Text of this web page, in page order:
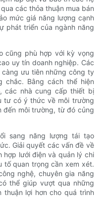
các thỏa thuận mua bán
mức giá năng lượng cạnh
phát triển của ngành năng
cũng phù hợp với kỳ vọng
uy tín doanh nghiệp. Các
ưu tiên những công ty
chắc. Bằng cách thể hiện
các nhà cung cấp thiết bị
tư có ý thức về môi trường
đến môi trường, từ đó củng
sang năng lượng tái tạo
Giải quyết các vấn đề về
hợp lưới điện và quản lý chi
tố quan trọng cần xem xét.
nghệ, chuyên gia năng
thể giúp vượt qua những
lợi hơn cho quá trình